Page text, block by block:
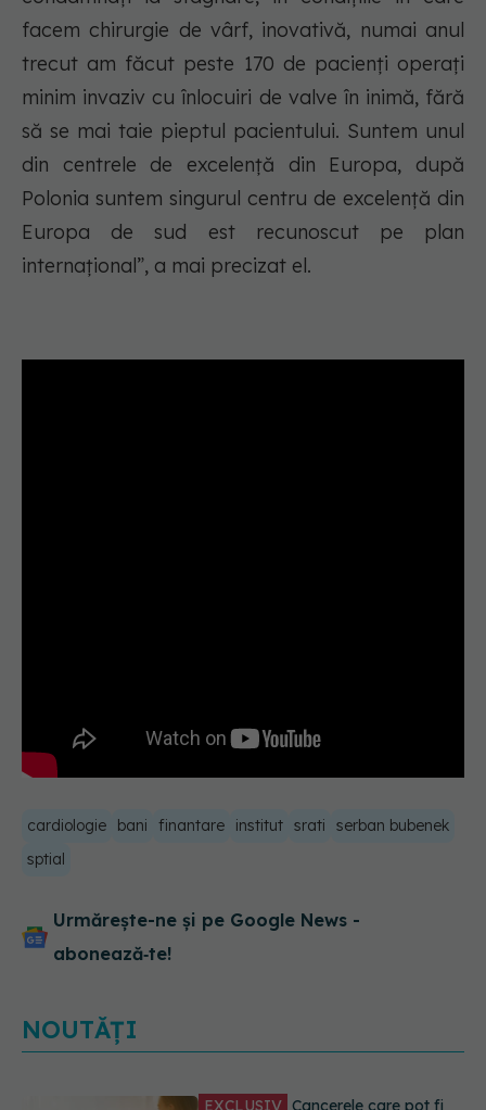
facem chirurgie de vârf, inovativă, numai anul
trecut am făcut peste 170 de pacienți operați
minim invaziv cu înlocuiri de valve în inimă, fără
să se mai taie pieptul pacientului. Suntem unul
din centrele de excelență din Europa, după
Polonia suntem singurul centru de excelență din
Europa de sud est recunoscut pe plan
internațional”, a mai precizat el.
cardiologie bani finantare institut srati
serban bubenek
sptial
Urmărește-ne și pe Google News -
abonează‑te!
NOUTĂȚI